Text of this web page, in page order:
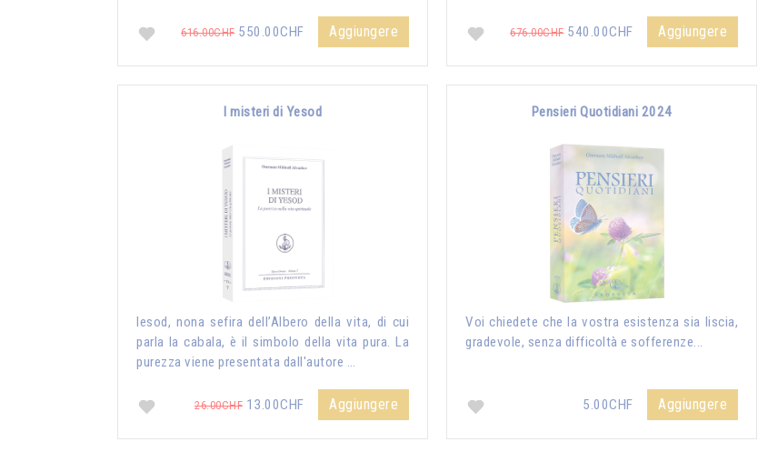
616.00CHF550.00CHF Aggiungere 676.00CHF540.00CHF Aggiungere
I misteri di Yesod
Iesod, nona sefira dell’Albero della vita, di cui
parla la cabala, è il simbolo della vita pura. La
purezza viene presentata dall'autore …
26.00CHF 13.00CHF Aggiungere
Pensieri Quotidiani 2024
Voi chiedete che la vostra esistenza sia liscia,
gradevole, senza difficoltà e sofferenze...
5.00CHF Aggiungere